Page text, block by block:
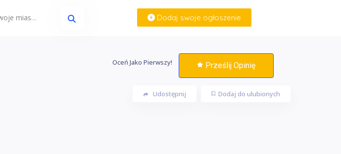
Twoje miasto... Dodaj swoje ogłoszenie
Oceń Jako Pierwszy! Prześlij Opinię
Dodaj do ulubionych
Udostępnij